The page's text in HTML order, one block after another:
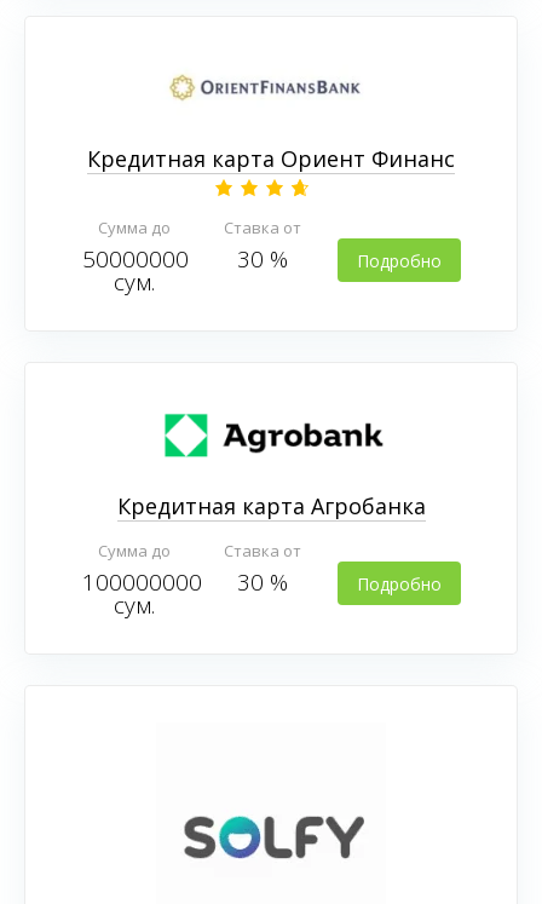
Кредитная карта Ориент Финанс
Сумма до
50000000
сум.
Ставка от
30 % Подробно
Кредитная карта Агробанка
Сумма до
100000000
сум.
Ставка от
30 % Подробно